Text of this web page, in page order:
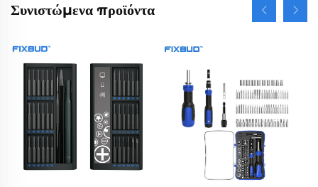
Συνιστώμενα προϊόντα